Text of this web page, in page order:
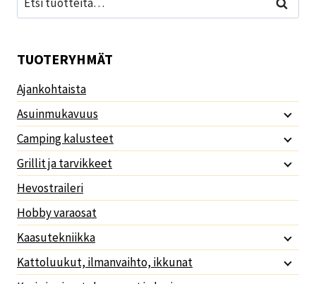
Haku
TUOTERYHMÄT
Ajankohtaista
Asuinmukavuus
Camping kalusteet
Grillit ja tarvikkeet
Hevostraileri
Hobby varaosat
Kaasutekniikka
Kattoluukut, ilmanvaihto, ikkunat